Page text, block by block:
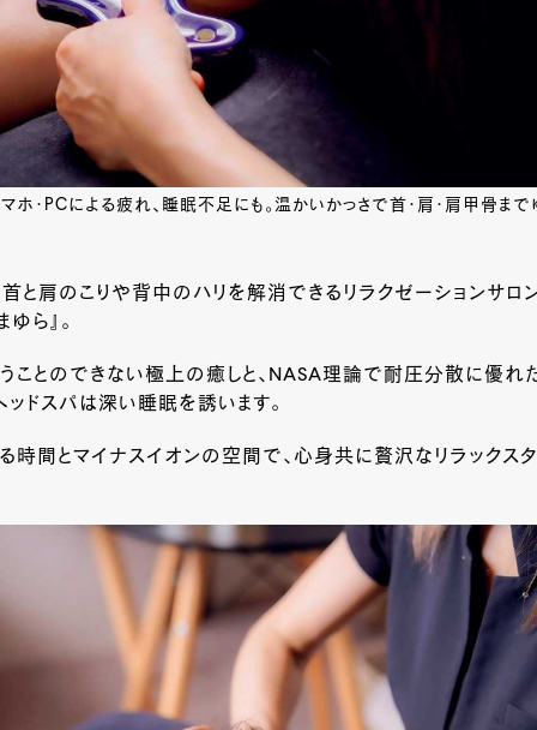
ホ・PCによる疲れ、睡眠不足にも。温かいかっさで首・肩・肩甲骨まで
と肩のこりや背中のハリを解消できるリラクゼーションサロ
ら』。
ことのできない極上の癒しと、NASA理論で耐圧分散に優れ
ドスパは深い睡眠を誘います。
時間とマイナスイオンの空間で、心身共に贅沢なリラックス